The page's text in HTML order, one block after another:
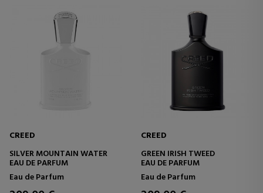
CREED
SILVER MOUNTAIN WATER
EAU DE PARFUM
Eau de Parfum
CREED
GREEN IRISH TWEED
EAU DE PARFUM
Eau de Parfum